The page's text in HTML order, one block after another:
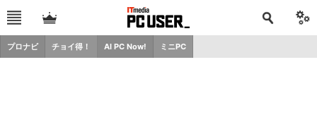
プロナビ チョイ得！ AI PC Now! ミニPC